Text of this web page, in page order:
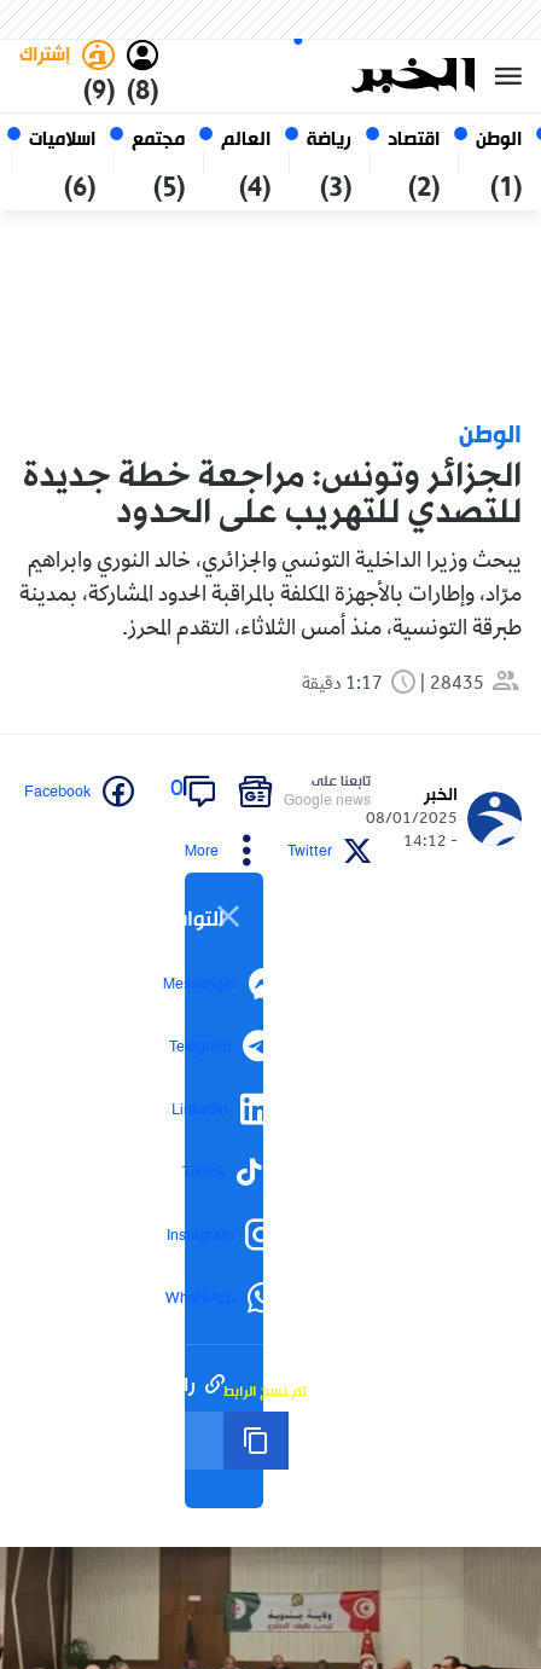
الوطن
(1)
اقتصاد
(2)
رياضة
(3)
العالم
(4)
مجتمع
(5)
اسلاميات
(6)
(8)
إشتراك
(9)
أغسطس 2026
الجزائر
الوطن
الجزائر وتونس: مراجعة خطة جديدة
للتصدي للتهريب على الحدود
يبحث وزيرا الداخلية التونسي والجزائري، خالد النوري وابراهيم
مرّاد، وإطارات بالأجهزة المكلفة بالمراقبة الحدود المشاركة، بمدينة
طبرقة التونسية، منذ أمس الثلاثاء، التقدم المحرز.
28435
الخبر
08/01/2025
- 14:12
تابعنا على
Google news
0
Facebook
Twitter
More
التواصل الاجتماعي
Messenger
Telegram
LinkedIn
TikTok
Instagram
WhatsApp
رابط مختصر تم نسخ الرابط